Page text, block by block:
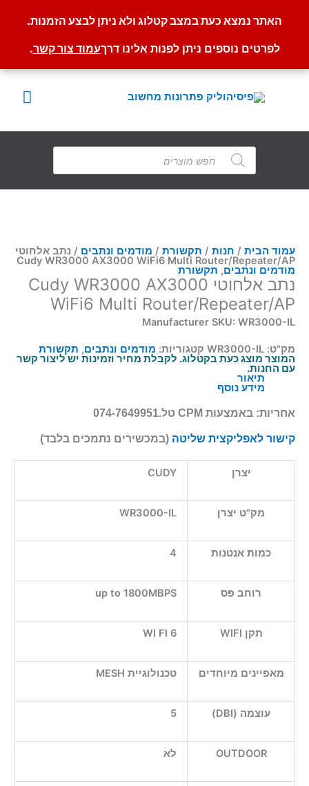
האתר נמצא כעת במצב קטלוג ולא ניתן לבצע הזמנות.
לפרטים נוספים ניתן לפנות אלינו דרךעמוד צור קשר.
דילוג
Products
search
עמוד הבית / חנות / תקשורת / מודמים ונתבים / נתב אלחוטי
Cudy WR3000 AX3000 WiFi6 Multi Router/Repeater/AP
מודמים ונתבים, תקשורת
נתב אלחוטי Cudy WR3000 AX3000
WiFi6 Multi Router/Repeater/AP
Manufacturer SKU: WR3000-IL
מק"ט: WR3000-IL קטגוריות: מודמים ונתבים, תקשורת
המוצר מוצג כעת בקטלוג. לקבלת מחיר וזמינות יש ליצור קשר
עם החנות.
תיאור
מידע נוסף
אחריות: באמצעות CPM טל.074-7649951
קישור לאפליקצית שליטה (במכשירים נתמכים בלבד)
יצרן CUDY
מק"ט יצרן WR3000-IL
כמות אנטנות 4
רוחב פס up to 1800MBPS
תקן WIFI WI FI 6
מאפיינים מיוחדים טכנולוגיית MESH
עוצמה (DBI) 5
OUTDOOR לא